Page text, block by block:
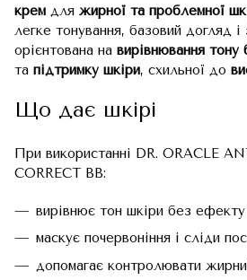
крем для жирної та проблемної
легке тонування, базовий догляд
орієнтована на вирівнювання
та підтримку шкіри, схильної до
Що дає шкірі
При використанні DR. ORACLE
CORRECT BB:
вирівнює тон шкіри без ефекту
маскує почервоніння і сліди
допомагає контролювати